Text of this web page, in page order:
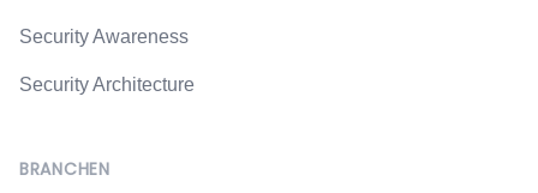
Security Awareness
Security Architecture
BRANCHEN